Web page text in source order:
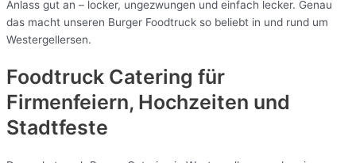
Anlass gut an – locker, ungezwungen und einfach lecker. Genau
das macht unseren Burger Foodtruck so beliebt in und rund um
Westergellersen.
Foodtruck Catering für
Firmenfeiern, Hochzeiten und
Stadtfeste